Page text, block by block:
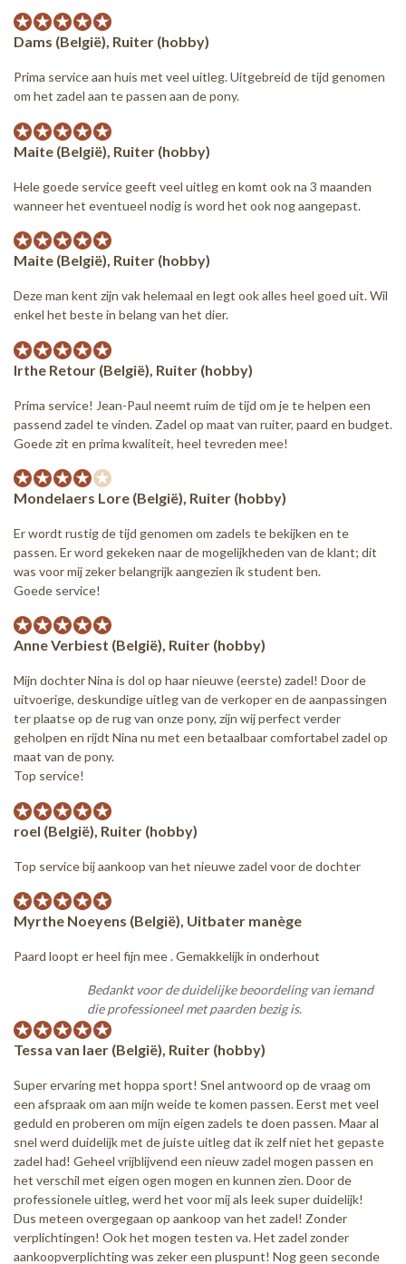
Dams (België), Ruiter (hobby)
Prima service aan huis met veel uitleg. Uitgebreid de tijd genomen
om het zadel aan te passen aan de pony.
Maite (België), Ruiter (hobby)
Hele goede service geeft veel uitleg en komt ook na 3 maanden
wanneer het eventueel nodig is word het ook nog aangepast.
Maite (België), Ruiter (hobby)
Deze man kent zijn vak helemaal en legt ook alles heel goed uit. Wil
enkel het beste in belang van het dier.
Irthe Retour (België), Ruiter (hobby)
Prima service! Jean-Paul neemt ruim de tijd om je te helpen een
passend zadel te vinden. Zadel op maat van ruiter, paard en budget.
Goede zit en prima kwaliteit, heel tevreden mee!
Mondelaers Lore (België), Ruiter (hobby)
Er wordt rustig de tijd genomen om zadels te bekijken en te
passen. Er word gekeken naar de mogelijkheden van de klant; dit
was voor mij zeker belangrijk aangezien ik student ben.
Goede service!
Anne Verbiest (België), Ruiter (hobby)
Mijn dochter Nina is dol op haar nieuwe (eerste) zadel! Door de
uitvoerige, deskundige uitleg van de verkoper en de aanpassingen
ter plaatse op de rug van onze pony, zijn wij perfect verder
geholpen en rijdt Nina nu met een betaalbaar comfortabel zadel op
maat van de pony.
Top service!
roel (België), Ruiter (hobby)
Top service bij aankoop van het nieuwe zadel voor de dochter
Myrthe Noeyens (België), Uitbater manège
Paard loopt er heel fijn mee . Gemakkelijk in onderhout
Bedankt voor de duidelijke beoordeling van iemand
die professioneel met paarden bezig is.
Tessa van laer (België), Ruiter (hobby)
Super ervaring met hoppa sport! Snel antwoord op de vraag om
een afspraak om aan mijn weide te komen passen. Eerst met veel
geduld en proberen om mijn eigen zadels te doen passen. Maar al
snel werd duidelijk met de juiste uitleg dat ik zelf niet het gepaste
zadel had! Geheel vrijblijvend een nieuw zadel mogen passen en
het verschil met eigen ogen mogen en kunnen zien. Door de
professionele uitleg, werd het voor mij als leek super duidelijk!
Dus meteen overgegaan op aankoop van het zadel! Zonder
verplichtingen! Ook het mogen testen va. Het zadel zonder
aankoopverplichting was zeker een pluspunt! Nog geen seconde